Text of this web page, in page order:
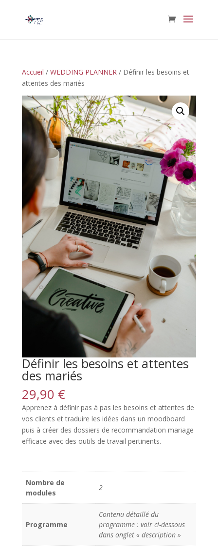
Accueil / WEDDING PLANNER/ Définir les besoins et
attentes des mariés
Définir les besoins et attentes
des mariés
29,90 €
Apprenez à définir pas à pas les besoins et attentes de
vos clients et traduire les idées dans un moodboard
puis à créer des dossiers de recommandation mariage
efficace avec des outils de travail pertinents.
Nombre de
modules
2
Programme
Contenu détaillé du
programme : voir ci-dessous
dans onglet « description »